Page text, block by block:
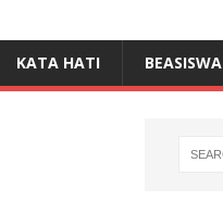
KATA HATI BEASISWA